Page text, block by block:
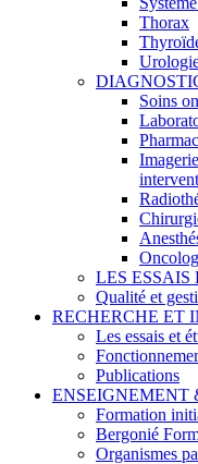
Thorax
Soins
LES ESSAIS
Qualité et
RECHERCHE ET
Les essais et
Publications
ENSEIGNEMENT
Formation
Bergonié
Organismes